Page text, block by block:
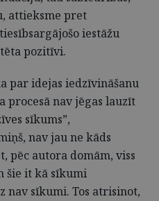
attieksme pret
iestāžu
pozitīvi.
par idejas iedzīvināšanu
nav jēgas lauzīt
sīkums”,
nav jau ne kāds
pēc autora domām, viss
šie it kā sīkumi
nav sīkumi. Tos atrisinot,